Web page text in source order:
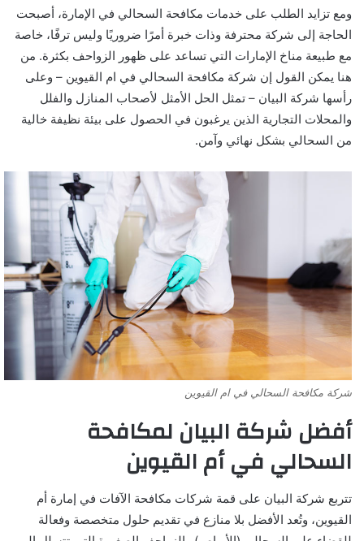
ومع تزايد الطلب على خدمات مكافحة السحالي في الإمارة، أصبحت
الحاجة إلى شركة محترفة وذات خبرة أمرًا ضروريًا وليس ترفًا، خاصة
مع طبيعة مناخ الإمارات التي تساعد على ظهور الزواحف بكثرة. من
هنا يمكن القول إن شركة مكافحة السحالي في ام القيوين – وعلى
رأسها شركة البيان – تمثل الحل الأمثل لأصحاب المنازل والفلل
والمحلات التجارية الذين يرغبون في الحصول على بيئة نظيفة خالية
من السحالي بشكل نهائي وآمن.
شركة مكافحة السحالي في ام القيوين
أفضل شركة البيان لمكافحة
السحالي في أم القيوين
تتربع شركة البيان على قمة شركات مكافحة الآفات في إمارة أم
القيوين، وتُعد الأفضل بلا منازع في تقديم حلول متخصصة وفعالة